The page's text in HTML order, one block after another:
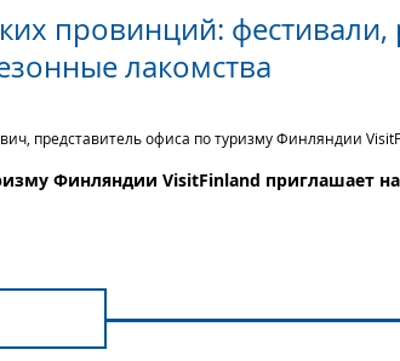
провинций: фестивали,
лакомства
представитель офиса по туризму Финляндии
Финляндии VisitFinland приглашает